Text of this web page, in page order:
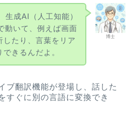
博士
成AI（人工知能）
動いて、例えば画面
したり、言葉をリア
きるんだよ。
ブ翻訳機能が登場し、話した
すぐに別の言語に変換でき